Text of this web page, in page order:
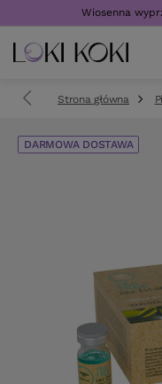
Wiosenna
Strona główna
DARMOWA DOSTAWA